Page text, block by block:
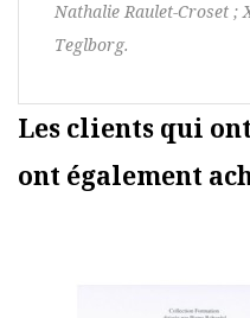
Nathalie Raulet-Croset ;
Teglborg.
Les clients qui
ont également